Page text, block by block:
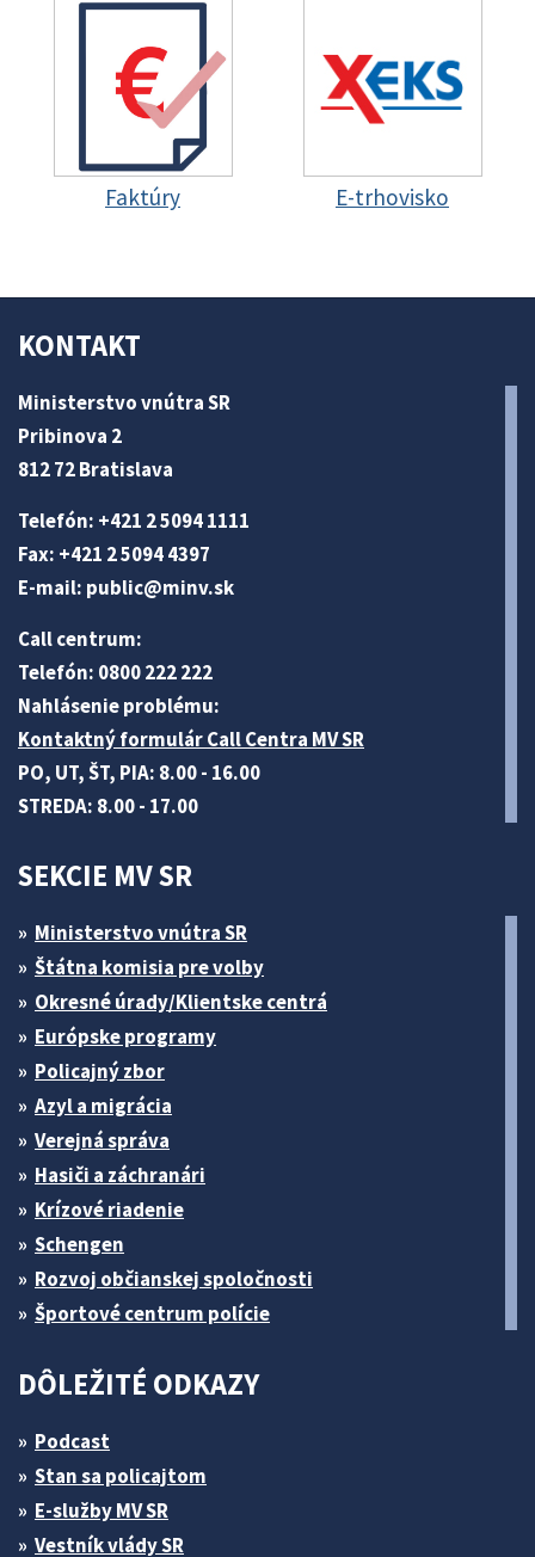
Faktúry E-trhovisko
KONTAKT
Ministerstvo vnútra SR
Pribinova 2
812 72 Bratislava
Telefón: +421 2 5094 1111
Fax: +421 2 5094 4397
E-mail: public@minv.sk
Call centrum:
Telefón: 0800 222 222
Nahlásenie problému:
Kontaktný formulár Call Centra MV SR
PO, UT, ŠT, PIA: 8.00 - 16.00
STREDA: 8.00 - 17.00
SEKCIE MV SR
Ministerstvo vnútra SR
Štátna komisia pre volby
Okresné úrady/Klientske centrá
Európske programy
Policajný zbor
Azyl a migrácia
Verejná správa
Hasiči a záchranári
Krízové riadenie
Schengen
Rozvoj občianskej spoločnosti
Športové centrum polície
DÔLEŽITÉ ODKAZY
Podcast
Stan sa policajtom
E-služby MV SR
Vestník vlády SR